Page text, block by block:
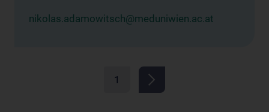
nikolas.adamowitsch@meduniwien.ac.at
1